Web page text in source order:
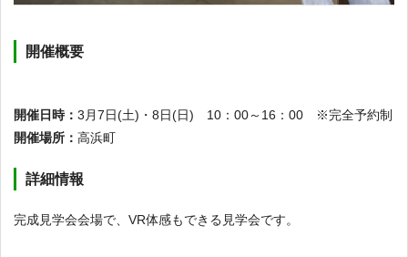
開催概要
開催日時： 3月7日(土)・8日(日) 10：00～16：00 ※完全予約制
開催場所： 高浜町
詳細情報
完成見学会会場で、VR体感もできる見学会です。